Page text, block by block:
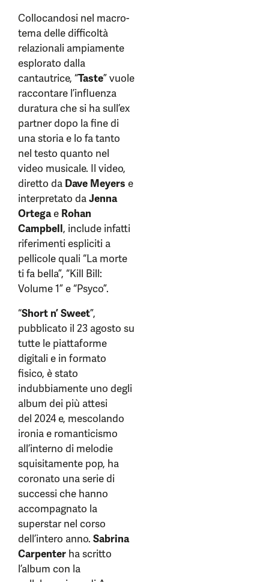
Collocandosi nel macro-
tema delle difficoltà
relazionali ampiamente
esplorato dalla
cantautrice, “Taste” vuole
raccontare l’influenza
duratura che si ha sull’ex
partner dopo la fine di
una storia e lo fa tanto
nel testo quanto nel
video musicale. Il video,
diretto da Dave Meyers e
interpretato daJenna
Ortegae Rohan
Campbell, include infatti
riferimenti espliciti a
pellicole quali “La morte
ti fa bella”, “Kill Bill:
Volume 1” e “Psyco”.
“Short n’ Sweet”,
pubblicato il 23 agosto su
tutte le piattaforme
digitali e in formato
fisico, è stato
indubbiamente uno degli
album dei più attesi
del 2024 e, mescolando
ironia e romanticismo
all’interno di melodie
squisitamente pop, ha
coronato una serie di
successi che hanno
accompagnato la
superstar nel corso
dell’intero anno. Sabrina
Carpenter ha scritto
l’album con la